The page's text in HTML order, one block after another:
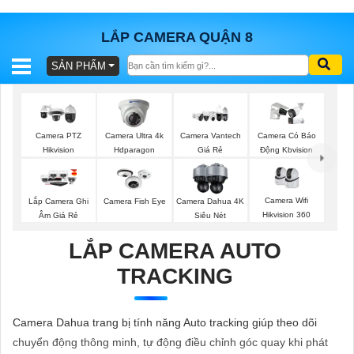
LẮP CAMERA QUẬN 8
BÁO
TRỌN
GÓI
SẢN
LẮP
SẢN PHẨM
Camera PTZ
Hikvision
Camera Ultra 4k
Hdparagon
Camera Vantech
Giá Rẻ
Camera Có Báo
Động Kbvision
Lắp Camera Ghi
Âm Giá Rẻ
Camera Fish Eye
Camera Dahua 4K
Siêu Nét
Camera Wifi
Hikvision 360
LẮP CAMERA AUTO
TRACKING
Camera Dahua trang bị tính năng Auto tracking giúp theo dõi
chuyển động thông minh, tự động điều chỉnh góc quay khi phát